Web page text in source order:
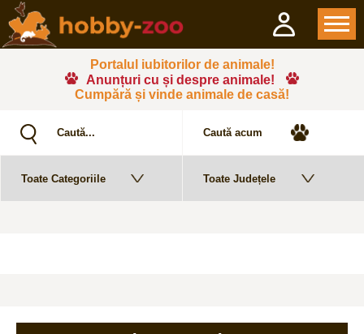
Portalul iubitorilor de animale!
Anunțuri cu și despre animale!
Cumpără și vinde animale de casă!